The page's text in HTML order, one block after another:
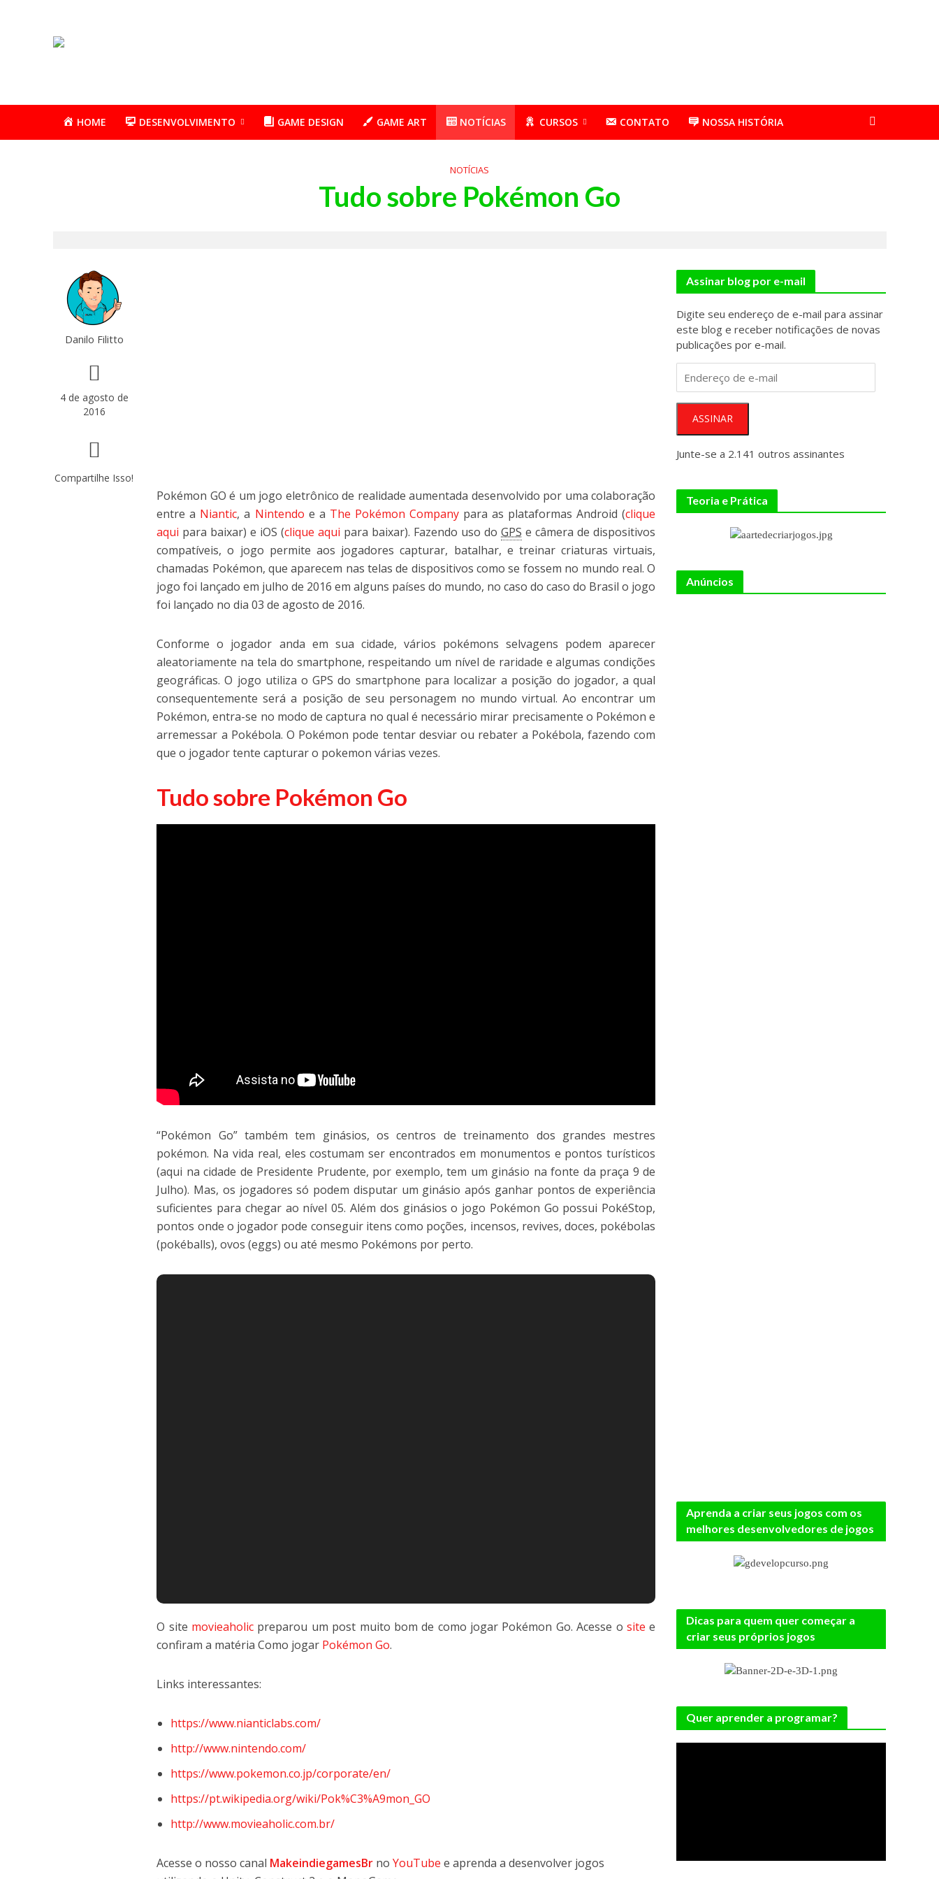
HOME DESENVOLVIMENTO GAME DESIGN GAME ART NOTÍCIAS CURSOS CONTATO NOSSA HISTÓRIA
NOTÍCIAS
Tudo sobre Pokémon Go
Danilo Filitto
4 de agosto de
2016
Compartilhe Isso!
Pokémon GO é um jogo eletrônico de realidade aumentada desenvolvido por uma colaboração
entre a Niantic, a Nintendo e a The Pokémon Companypara as plataformas Android (clique
aqui para baixar) e iOS (clique aqui para baixar). Fazendo uso doGPS e câmera de dispositivos
compatíveis, o jogo permite aos jogadores capturar, batalhar, e treinar criaturas virtuais,
chamadas Pokémon, que aparecem nas telas de dispositivos como se fossem no mundo real. O
jogo foi lançado em julho de 2016 em alguns países do mundo, no caso do caso do Brasil o jogo
foi lançado no dia 03 de agosto de 2016.
Conforme o jogador anda em sua cidade, vários pokémons selvagens podem aparecer
aleatoriamente na tela do smartphone, respeitando um nível de raridade e algumas condições
geográficas. O jogo utiliza o GPS do smartphone para localizar a posição do jogador, a qual
consequentemente será a posição de seu personagem no mundo virtual. Ao encontrar um
Pokémon, entra-se no modo de captura no qual é necessário mirar precisamente o Pokémon e
arremessar a Pokébola. O Pokémon pode tentar desviar ou rebater a Pokébola, fazendo com
que o jogador tente capturar o pokemon várias vezes.
Tudo sobre Pokémon Go
“Pokémon Go” também tem ginásios, os centros de treinamento dos grandes mestres
pokémon. Na vida real, eles costumam ser encontrados em monumentos e pontos turísticos
(aqui na cidade de Presidente Prudente, por exemplo, tem um ginásio na fonte da praça 9 de
Julho). Mas, os jogadores só podem disputar um ginásio após ganhar pontos de experiência
suficientes para chegar ao nível 05. Além dos ginásios o jogo Pokémon Go possui PokéStop,
pontos onde o jogador pode conseguir itens como poções, incensos, revives, doces, pokébolas
(pokéballs), ovos (eggs) ou até mesmo Pokémons por perto.
O site movieaholic preparou um post muito bom de como jogar Pokémon Go. Acesse o site e
confiram a matéria Como jogar Pokémon Go.
Links interessantes:
https://www.nianticlabs.com/
http://www.nintendo.com/
https://www.pokemon.co.jp/corporate/en/
https://pt.wikipedia.org/wiki/Pok%C3%A9mon_GO
http://www.movieaholic.com.br/
Acesse o nosso canal MakeindiegamesBr noYouTube e aprenda a desenvolver jogos
Assinar blog por e-mail
Digite seu endereço de e-mail para assinar
este blog e receber notificações de novas
publicações por e-mail.
de
e-
mailASSINAR
Junte-se a 2.141 outros assinantes
Teoria e Prática
Anúncios
Aprenda a criar seus jogos com os
melhores desenvolvedores de jogos
Dicas para quem quer começar a
criar seus próprios jogos
Quer aprender a programar?